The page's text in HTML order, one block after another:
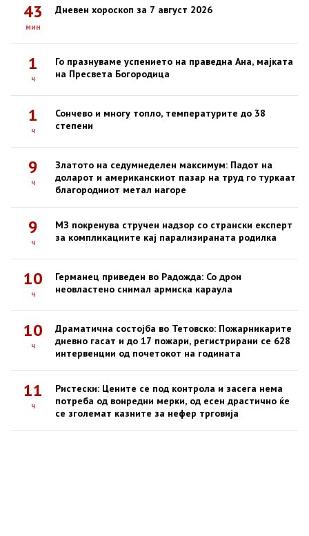
43
мин
Дневен хороскоп за 7 август 2026
1
ч
Го празнуваме успението на праведна Ана, мајката
на Пресвета Богородица
1
ч
Сончево и многу топло, температурите до 38
степени
9
ч
Златото на седумнеделен максимум: Падот на
доларот и американскиот пазар на труд го туркаат
благородниот метал нагоре
9
ч
МЗ покренува стручен надзор со странски експерт
за компликациите кај парализираната родилка
10
ч
Германец приведен во Радожда: Со дрон
неовластено снимал армиска караула
10
ч
Драматична состојба во Тетовско: Пожарникарите
дневно гасат и до 17 пожари, регистрирани се 628
интервенции од почетокот на годината
11
ч
Ристески: Цените се под контрола и засега нема
потреба од вонредни мерки, од есен драстично ќе
се зголемат казните за нефер трговија